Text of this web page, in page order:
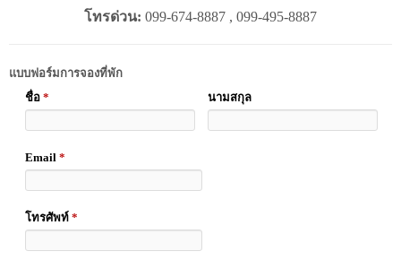
โทรด่วน: 099-674-8887 , 099-495-8887
แบบฟอร์มการจองที่พัก
ชื่อ * นามสกุล
Email *
โทรศัพท์ *